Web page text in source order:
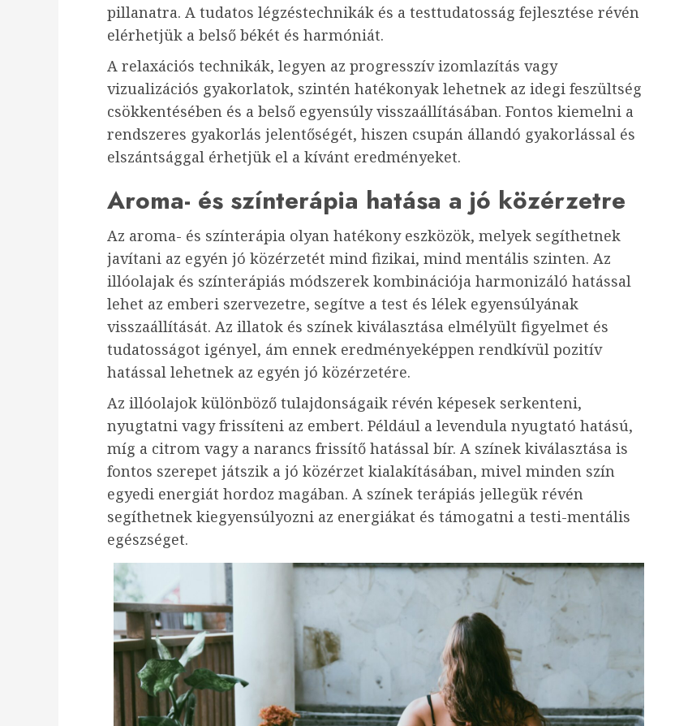
pillanatra. A tudatos légzéstechnikák és a testtudatosság fejlesztése révén
elérhetjük a belső békét és harmóniát.
A relaxációs technikák, legyen az progresszív izomlazítás vagy
vizualizációs gyakorlatok, szintén hatékonyak lehetnek az idegi feszültség
csökkentésében és a belső egyensúly visszaállításában. Fontos kiemelni a
rendszeres gyakorlás jelentőségét, hiszen csupán állandó gyakorlással és
elszántsággal érhetjük el a kívánt eredményeket.
Aroma- és színterápia hatása a jó közérzetre
Az aroma- és színterápia olyan hatékony eszközök, melyek segíthetnek
javítani az egyén jó közérzetét mind fizikai, mind mentális szinten. Az
illóolajak és színterápiás módszerek kombinációja harmonizáló hatással
lehet az emberi szervezetre, segítve a test és lélek egyensúlyának
visszaállítását. Az illatok és színek kiválasztása elmélyült figyelmet és
tudatosságot igényel, ám ennek eredményeképpen rendkívül pozitív
hatással lehetnek az egyén jó közérzetére.
Az illóolajok különböző tulajdonságaik révén képesek serkenteni,
nyugtatni vagy frissíteni az embert. Például a levendula nyugtató hatású,
míg a citrom vagy a narancs frissítő hatással bír. A színek kiválasztása is
fontos szerepet játszik a jó közérzet kialakításában, mivel minden szín
egyedi energiát hordoz magában. A színek terápiás jellegük révén
segíthetnek kiegyensúlyozni az energiákat és támogatni a testi-mentális
egészséget.